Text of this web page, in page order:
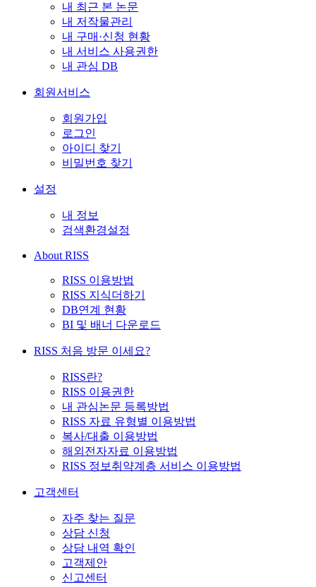
내 최근 본 논문
내 저작물관리
내 구매·신청 현황
내 서비스 사용권한
내 관심 DB
회원서비스
회원가입
로그인
아이디 찾기
비밀번호 찾기
설정
내 정보
검색환경설정
About RISS
RISS 이용방법
RISS 지식더하기
DB연계 현황
BI 및 배너 다운로드
RISS 처음 방문 이세요?
RISS란?
RISS 이용권한
내 관심논문 등록방법
RISS 자료 유형별 이용방법
복사/대출 이용방법
해외전자자료 이용방법
RISS 정보취약계층 서비스 이용방법
고객센터
자주 찾는 질문
상담 신청
상담 내역 확인
고객제안
신고센터